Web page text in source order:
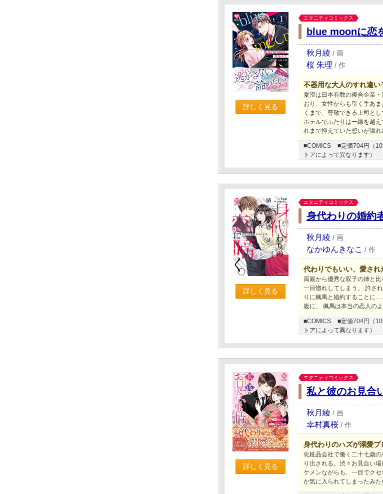
詳しく見る
エタニティコミックス
blue moonに恋
秋月綾 / 画
桜 朱理 / 作
不器用な大人のすれ違い
夏澄は日本有数の複合企業
おり、女性からも引く手あ
くまで、尊敬できる上司と
ホテルでふたりは一線を越
れまで抑えていた想いが溢
■COMICS ■定価704円（
トアによって異なります）
詳しく見る
エタニティコミックス
身代わりの婚約
秋月綾 / 画
なかゆんきなこ / 作
代わりでもいい、愛され
両親から優秀な双子の姉と
一目惚れしてしまう。 許さ
りに楓馬と婚約することに
腹に、 楓馬は本当の恋人の
■COMICS ■定価704円（
トアによって異なります）
詳しく見る
エタニティコミックス
私と彼のお見合
秋月綾 / 画
幸村真桜 / 作
身代わりのハズが溺愛プ
化粧品会社で働く二十七歳
り出される。渋々お見合い
ケメンながらも、一目でク
か気に入られてしまったみ